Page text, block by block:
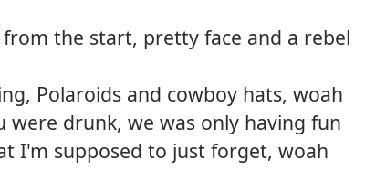
the start, pretty face and a rebel
Polaroids and cowboy hats, woah
were drunk, we was only having fun
I'm supposed to just forget, woah